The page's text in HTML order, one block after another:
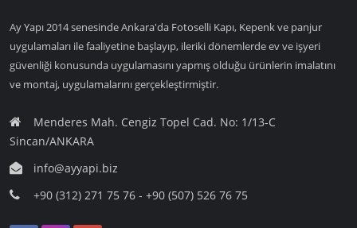
Ay Yapı 2014 senesinde Ankara'da Fotoselli Kapı, Kepenk ve panjur
uygulamaları ile faaliyetine başlayıp, ileriki dönemlerde ev ve işyeri
güvenliği konusunda uygulamasını yapmış olduğu ürünlerin imalatını
ve montaj, uygulamalarını gerçekleştirmiştir.
Menderes Mah. Cengiz Topel Cad. No: 1/13-C
Sincan/ANKARA
info@ayyapi.biz
+90 (312) 271 75 76 - +90 (507) 526 76 75